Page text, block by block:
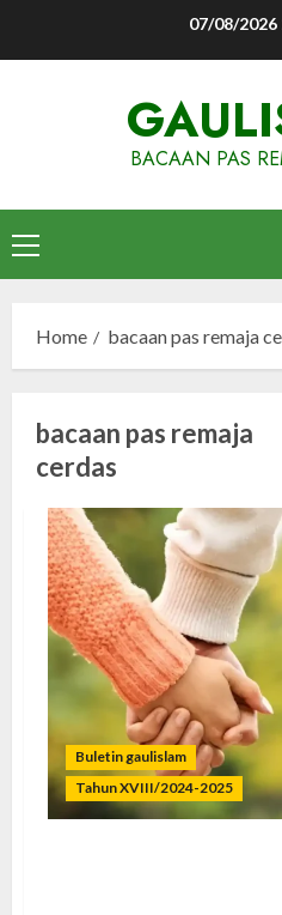
07/08/2026
BACAAN PAS
Primary
Menu
Home bacaan pas remaja
bacaan pas remaja
cerdas
Buletin gaulislam
Tahun XVIII/2024-2025